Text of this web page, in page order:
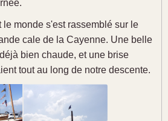
le monde s'est rassemblé sur le
cale de la Cayenne. Une belle
bien chaude, et une brise
tout au long de notre descente.